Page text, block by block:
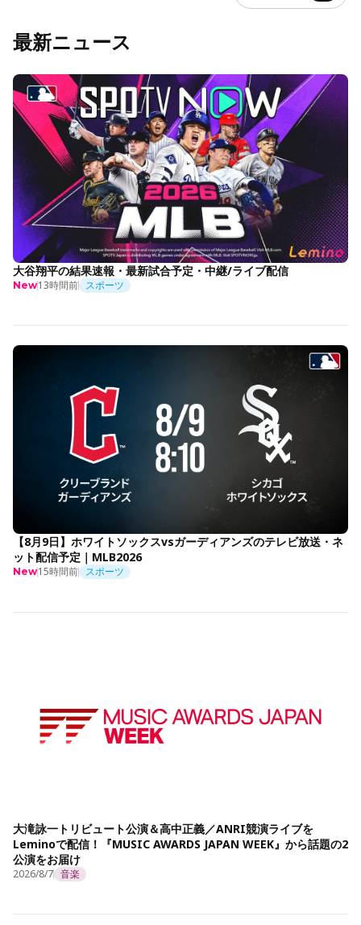
最新ニュース
大谷翔平の結果速報・最新試合予定・中継/ライブ配信
New13時間前 スポーツ
【8月9日】ホワイトソックスvsガーディアンズのテレビ放送・ネ
ット配信予定｜MLB2026
New15時間前 スポーツ
大滝詠一トリビュート公演＆高中正義／ANRI競演ライブを
Leminoで配信！『MUSIC AWARDS JAPAN WEEK』から話題の2
公演をお届け
2026/8/7 音楽